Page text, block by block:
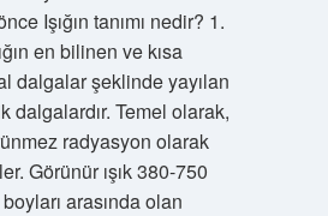
Işığın tanımı nedir? 1.
en bilinen ve kısa
dalgalar şeklinde yayılan
dalgalardır. Temel olarak,
radyasyon olarak
Görünür ışık 380-750
arasında olan